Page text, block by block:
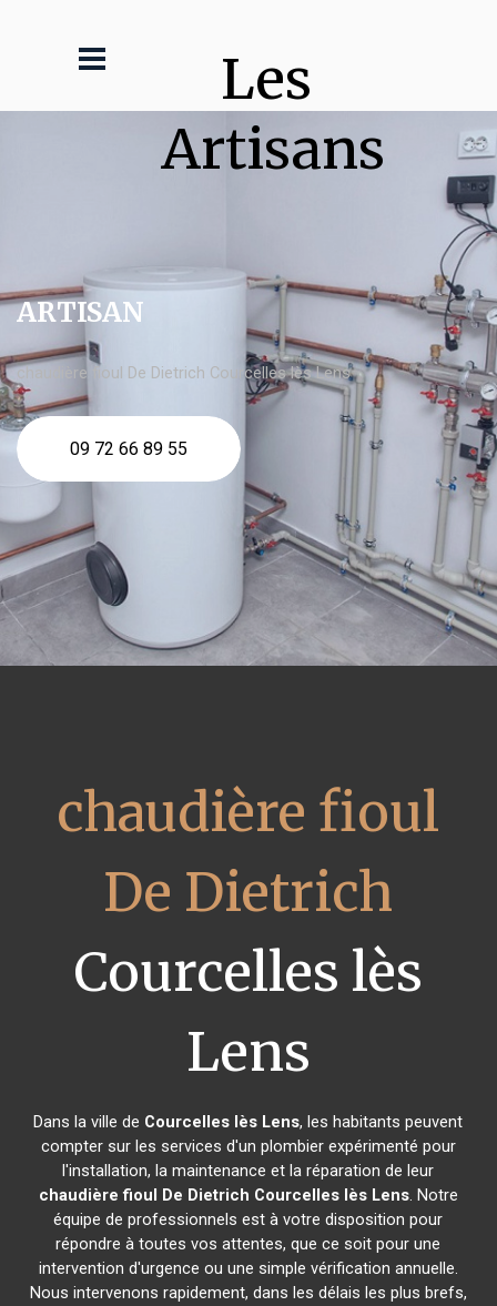
Les
Artisans
ARTISAN
chaudière fioul De Dietrich Courcelles lès Lens
09 72 66 89 55
chaudière fioul
De Dietrich
Courcelles lès
Lens
Dans la ville de Courcelles lès Lens, les habitants peuvent
compter sur les services d'un plombier expérimenté pour
l'installation, la maintenance et la réparation de leur
chaudière fioul De Dietrich Courcelles lès Lens. Notre
équipe de professionnels est à votre disposition pour
répondre à toutes vos attentes, que ce soit pour une
intervention d'urgence ou une simple vérification annuelle.
Nous intervenons rapidement, dans les délais les plus brefs,